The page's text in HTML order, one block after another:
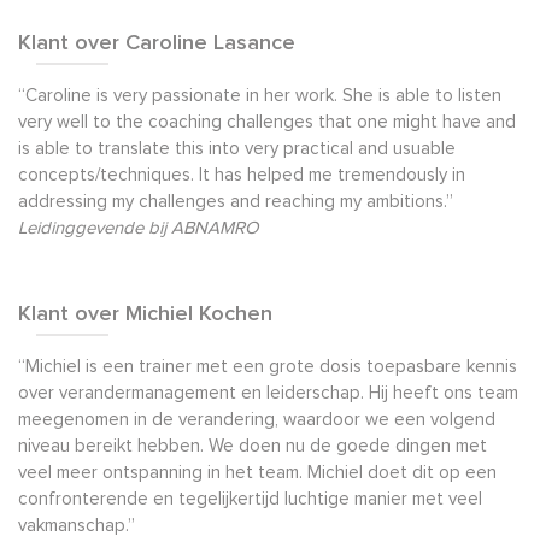
Klant over Caroline Lasance
“Caroline is very passionate in her work. She is able to listen
very well to the coaching challenges that one might have and
is able to translate this into very practical and usuable
concepts/techniques. It has helped me tremendously in
addressing my challenges and reaching my ambitions.”
Leidinggevende bij ABNAMRO
Klant over Michiel Kochen
“Michiel is een trainer met een grote dosis toepasbare kennis
over verandermanagement en leiderschap. Hij heeft ons team
meegenomen in de verandering, waardoor we een volgend
niveau bereikt hebben. We doen nu de goede dingen met
veel meer ontspanning in het team. Michiel doet dit op een
confronterende en tegelijkertijd luchtige manier met veel
vakmanschap.”